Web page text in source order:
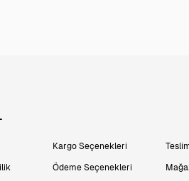
Kargo Seçenekleri
Ödeme Seçenekleri